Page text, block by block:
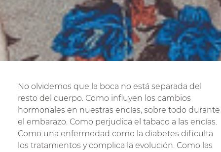
No olvidemos que la boca no está separada del
resto del cuerpo. Como influyen los cambios
hormonales en nuestras encías, sobre todo durante
el embarazo. Como perjudica el tabaco a las encías.
Como una enfermedad como la diabetes dificulta
los tratamientos y complica la evolución. Como las